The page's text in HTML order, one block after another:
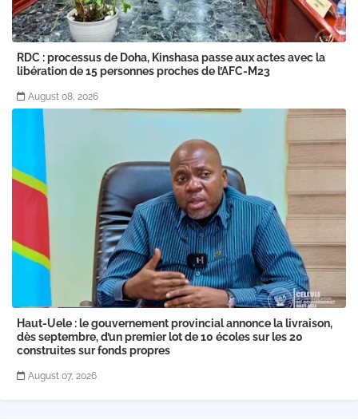
RDC : processus de Doha, Kinshasa passe aux actes avec la
libération de 15 personnes proches de l’AFC-M23
August 08, 2026
Haut-Uele : le gouvernement provincial annonce la livraison,
dès septembre, d’un premier lot de 10 écoles sur les 20
construites sur fonds propres
August 07, 2026